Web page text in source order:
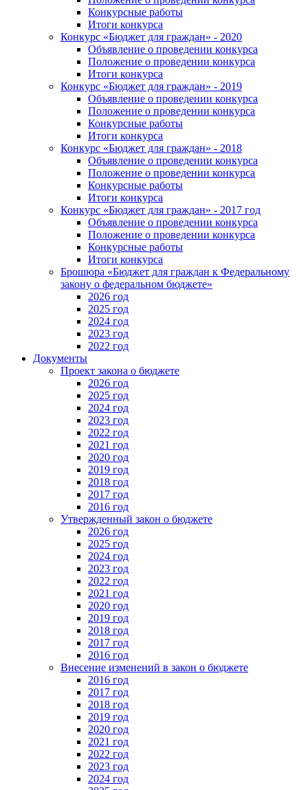
Конкурсные работы
Итоги конкурса
Конкурс «Бюджет для граждан» - 2020
Объявление о проведении конкурса
Положение о проведении конкурса
Итоги конкурса
Конкурс «Бюджет для граждан» - 2019
Объявление о проведении конкурса
Положение о проведении конкурса
Конкурсные работы
Итоги конкурса
Конкурс «Бюджет для граждан» - 2018
Объявление о проведении конкурса
Положение о проведении конкурса
Конкурсные работы
Итоги конкурса
Конкурс «Бюджет для граждан» - 2017 год
Объявление о проведении конкурса
Положение о проведении конкурса
Конкурсные работы
Итоги конкурса
Брошюра «Бюджет для граждан к Федеральному
закону о федеральном бюджете»
2026 год
2025 год
2024 год
2023 год
2022 год
Документы
Проект закона о бюджете
2026 год
2025 год
2024 год
2023 год
2022 год
2021 год
2020 год
2019 год
2018 год
2017 год
2016 год
Утвержденный закон о бюджете
2026 год
2025 год
2024 год
2023 год
2022 год
2021 год
2020 год
2019 год
2018 год
2017 год
2016 год
Внесение изменений в закон о бюджете
2016 год
2017 год
2018 год
2019 год
2020 год
2021 год
2022 год
2023 год
2024 год